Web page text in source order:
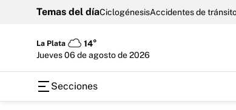
Temas del díaCiclogénesisAccidentes de
La Plata
14°
jueves 06 de agosto de 2026
Secciones